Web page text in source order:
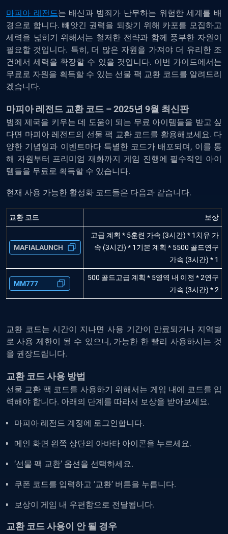
마피아 레전드는 배신과 범죄가 난무하는 위험한 세계를 배
경으로 합니다. 빼앗긴 권력을 되찾기 위해 카포를 모집하고
세력을 넓히기 위해서는 철저한 전략과 함께 풍부한 자원이
필요할 것입니다. 특히, 더 많은 자원을 가져야 더 유리한 조
건에서 세력을 확장할 수 있을 것입니다. 이번 가이드에서는
무료로 자원을 획득할 수 있는 선물 팩 교환 코드를 알려드리
겠습니다.
마피아 레전드 교환 코드 – 2025년 9월 최신판
범죄 제국을 키우는 데 도움이 되는 무료 아이템들을 받고 싶
다면 마피아 레전드의 선물 팩 교환 코드를 활용해보세요. 다
양한 기념일과 이벤트마다 특별한 코드가 배포되며, 이를 통
해 자원부터 프리미엄 재화까지 게임 진행에 필수적인 아이
템들을 무료로 획득할 수 있습니다.
현재 사용 가능한 활성화 코드들은 다음과 같습니다.
교환 코드 보상
MAFIALAUNCH
고급 계획 * 5훈련 가속 (3시간) * 1치유 가
속 (3시간) * 1기본 계획 * 5500 골드연구
가속 (3시간) * 1
MM777
500 골드고급 계획 * 5영역 내 이전 * 2연구
가속 (3시간) * 2
교환 코드는 시간이 지나면 사용 기간이 만료되거나 지역별
로 사용 제한이 될 수 있으니, 가능한 한 빨리 사용하시는 것
을 권장드립니다.
교환 코드 사용 방법
선물 교환 팩 코드를 사용하기 위해서는 게임 내에 코드를 입
력해야 합니다. 아래의 단계를 따라서 보상을 받아보세요.
마피아 레전드 계정에 로그인합니다.
메인 화면 왼쪽 상단의 아바타 아이콘을 누르세요.
‘선물 팩 교환’ 옵션을 선택하세요.
쿠폰 코드를 입력하고 ‘교환’ 버튼을 누릅니다.
보상이 게임 내 우편함으로 전달됩니다.
교환 코드 사용이 안 될 경우